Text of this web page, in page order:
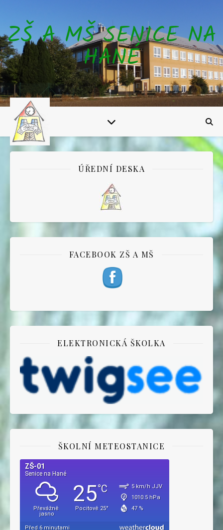
ZŠ A MŠ SENICE NA
HANÉ
ÚŘEDNÍ DESKA
FACEBOOK ZŠ A MŠ
ELEKTRONICKÁ ŠKOLKA
ŠKOLNÍ METEOSTANICE